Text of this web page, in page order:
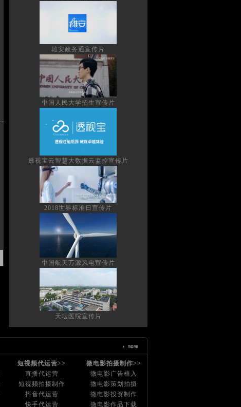
雄安政务通宣传片
中国人民大学招生宣传片
透视宝云智慧大数据云监控宣传片
2018世界标准日宣传片
中国航天万源风电宣传片
天坛医院宣传片
短视频代运营>>
直播代运营
短视频拍摄制作
抖音代运营
快手代运营
微电影拍摄制作>>
微电影广告植入
微电影策划拍摄
微电影投资制作
微电影作品下载